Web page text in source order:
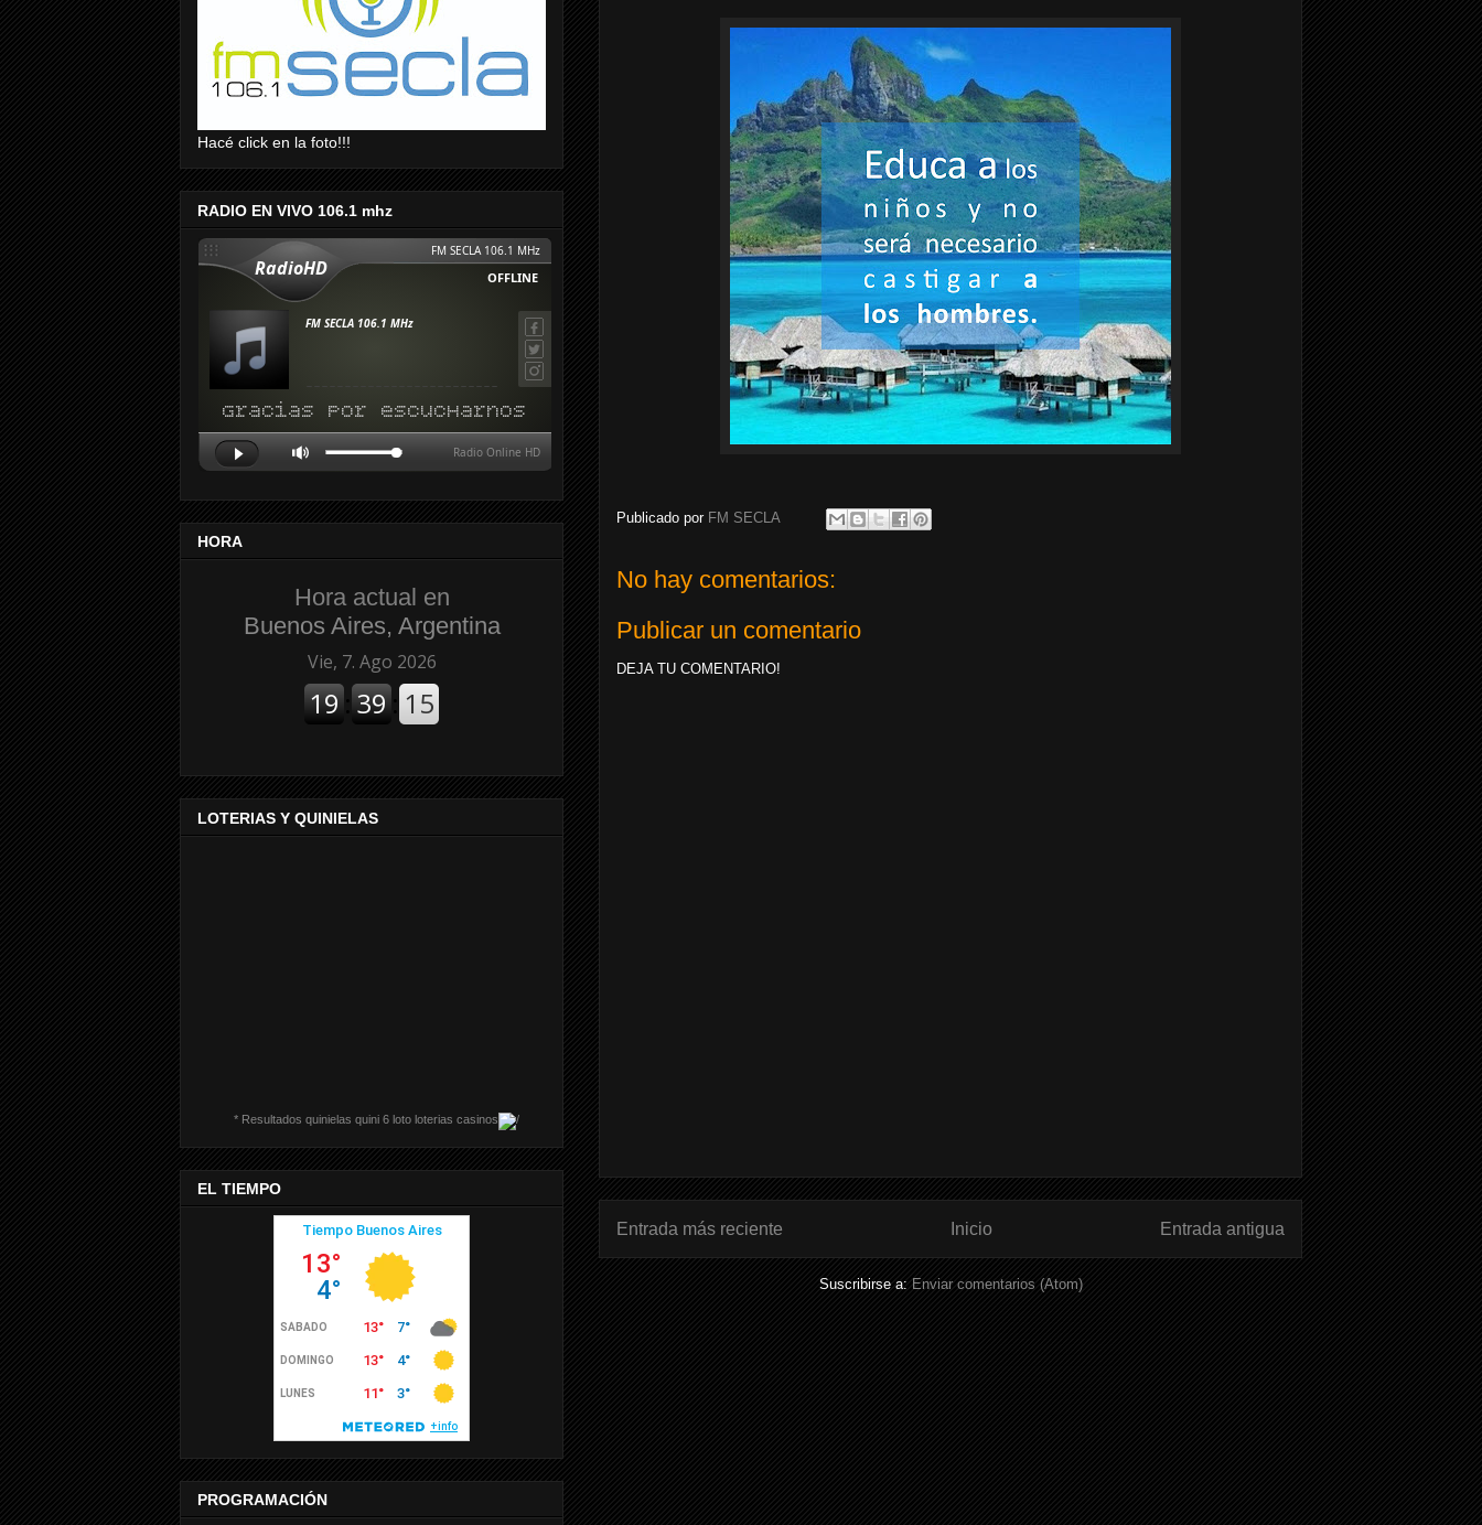
Publicado por FM SECLA
No hay comentarios:
Publicar un comentario
DEJA TU COMENTARIO!
Entrada más reciente Entrada antigua
Inicio
Suscribirse a: Enviar comentarios (Atom)
Hacé click en la foto!!!
RADIO EN VIVO 106.1 mhz
HORA
Hora actual en
Buenos Aires, Argentina
LOTERIAS Y QUINIELAS
* Resultados quinielas quini 6 loto loterias casinos
EL TIEMPO
PROGRAMACIÓN